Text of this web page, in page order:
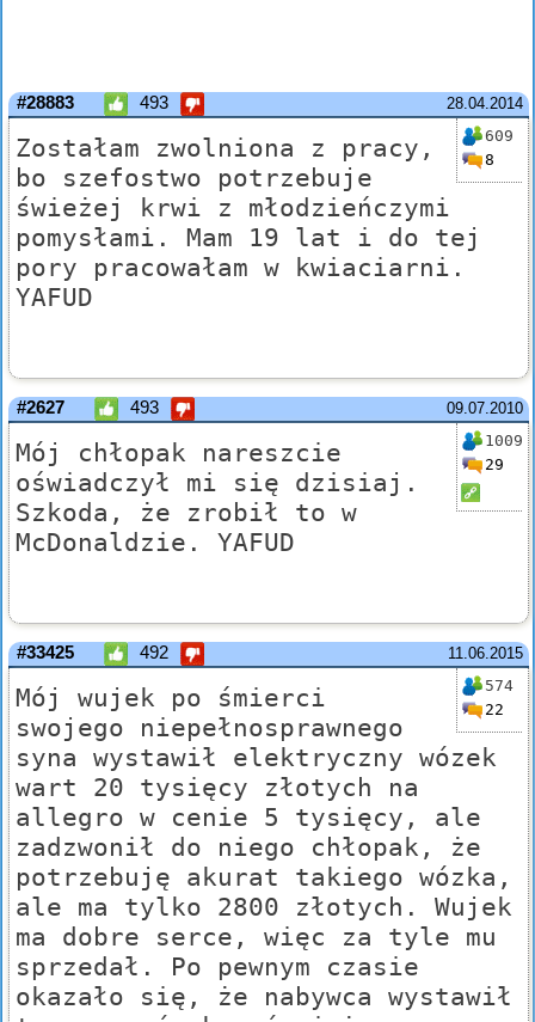
28.04.2014
#28883 493
609
8
Zostałam zwolniona z pracy,
bo szefostwo potrzebuje
świeżej krwi z młodzieńczymi
pomysłami. Mam 19 lat i do tej
pory pracowałam w kwiaciarni.
YAFUD
09.07.2010
#2627 493
1009
29
Mój chłopak nareszcie
oświadczył mi się dzisiaj.
Szkoda, że zrobił to w
McDonaldzie. YAFUD
11.06.2015
#33425 492
574
22
Mój wujek po śmierci
swojego niepełnosprawnego
syna wystawił elektryczny wózek
wart 20 tysięcy złotych na
allegro w cenie 5 tysięcy, ale
zadzwonił do niego chłopak, że
potrzebuję akurat takiego wózka,
ale ma tylko 2800 złotych. Wujek
ma dobre serce, więc za tyle mu
sprzedał. Po pewnym czasie
okazało się, że nabywca wystawił